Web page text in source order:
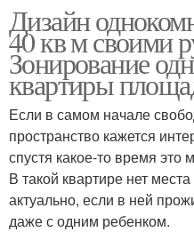
Дизайн
40 кв м своими
Зонирование
квартиры
Если в самом начале
пространство кажется
спустя какое-то время
В такой квартире нет
актуально, если в ней
даже с одним ребенком.